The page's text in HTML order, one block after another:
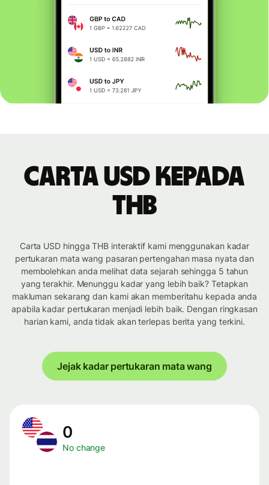
Carta USD kepada
THB
Carta USD hingga THB interaktif kami menggunakan kadar
pertukaran mata wang pasaran pertengahan masa nyata dan
membolehkan anda melihat data sejarah sehingga 5 tahun
yang terakhir. Menunggu kadar yang lebih baik? Tetapkan
makluman sekarang dan kami akan memberitahu kepada anda
apabila kadar pertukaran menjadi lebih baik. Dengan ringkasan
harian kami, anda tidak akan terlepas berita yang terkini.
Jejak kadar pertukaran mata wang
0
No change